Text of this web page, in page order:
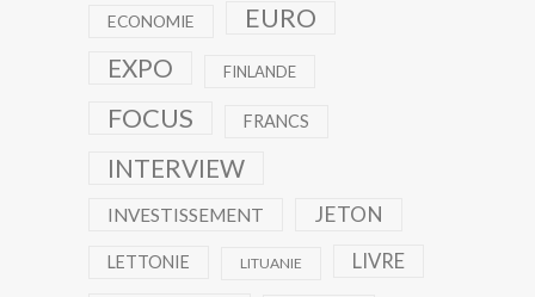
ECONOMIE EURO
EXPO FINLANDE
FOCUS FRANCS
INTERVIEW
INVESTISSEMENT JETON
LETTONIE LITUANIE LIVRE